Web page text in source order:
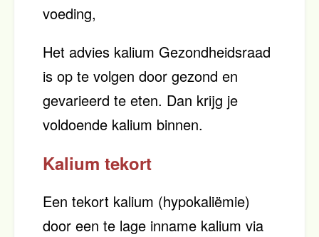
voeding,
Het advies kalium Gezondheidsraad
is op te volgen door gezond en
gevarieerd te eten. Dan krijg je
voldoende kalium binnen.
Kalium tekort
Een tekort kalium (hypokaliëmie)
door een te lage inname kalium via